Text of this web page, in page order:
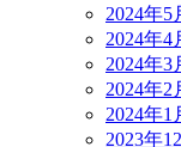
2024年5
2024年4
2024年3
2024年2
2024年1
2023年